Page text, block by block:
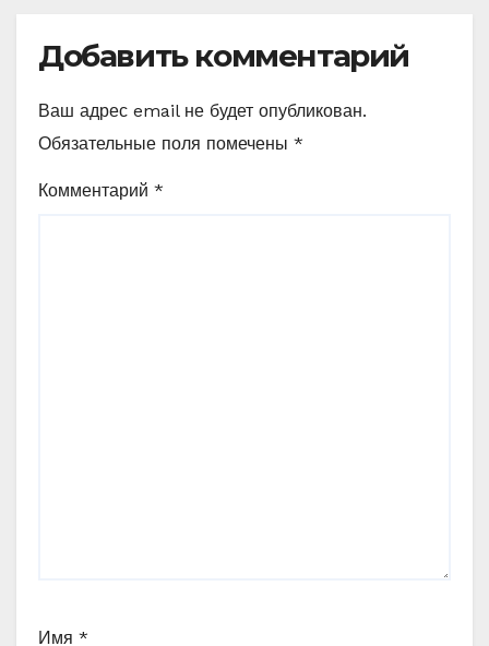
Добавить комментарий
Ваш адрес email не будет опубликован.
Обязательные поля помечены *
Комментарий *
Имя *